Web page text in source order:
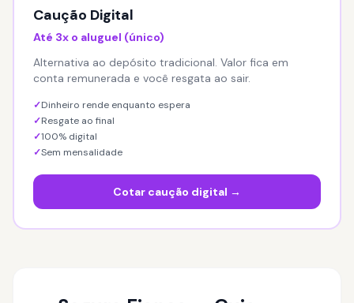
Caução Digital
Até 3x o aluguel (único)
Alternativa ao depósito tradicional. Valor fica em
conta remunerada e você resgata ao sair.
✓Dinheiro rende enquanto espera
✓Resgate ao final
✓100% digital
✓Sem mensalidade
Cotar caução digital →